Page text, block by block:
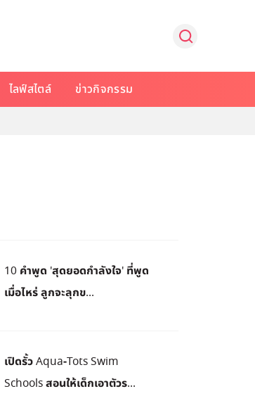
ไลฟ์สไตล์ ข่าวกิจกรรม
10 คำพูด 'สุดยอดกำลังใจ' ที่พูด
เมื่อไหร่ ลูกจะลุกข...
​เปิดรั้ว Aqua-Tots Swim
Schools สอนให้เด็กเอาตัวร...